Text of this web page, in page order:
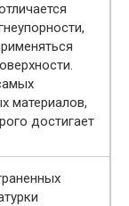
материалов,
достигает